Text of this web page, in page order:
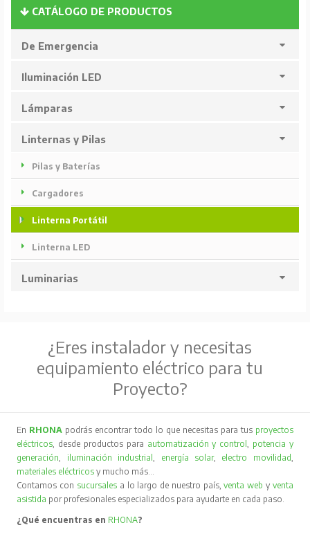
CATÁLOGO DE PRODUCTOS
De Emergencia
Iluminación LED
Lámparas
Linternas y Pilas
Pilas y Baterías
Cargadores
Linterna Portátil
Linterna LED
Luminarias
¿Eres instalador y necesitas
equipamiento eléctrico para tu
Proyecto?
En RHONA podrás encontrar todo lo que necesitas para tus proyectos
eléctricos , desde productos para automatización y control
potencia y
generación
iluminación industrial energía solar, electro movilidad
materiales eléctricos y mucho más…
Contamos con sucursales a lo largo de nuestro país,venta web y venta
asistida por profesionales especializados para ayudarte en cada paso.
¿Qué encuentras en RHONA?